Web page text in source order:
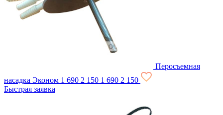
Перосъемная
насадка Эконом 1 690 2 150 1 690 2 150
Быстрая заявка